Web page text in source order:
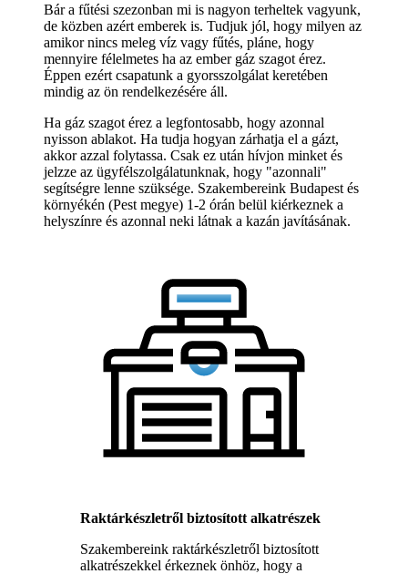
Bár a fűtési szezonban mi is nagyon terheltek vagyunk,
de közben azért emberek is. Tudjuk jól, hogy milyen az
amikor nincs meleg víz vagy fűtés, pláne, hogy
mennyire félelmetes ha az ember gáz szagot érez.
Éppen ezért csapatunk a gyorsszolgálat keretében
mindig az ön rendelkezésére áll.
Ha gáz szagot érez a legfontosabb, hogy azonnal
nyisson ablakot. Ha tudja hogyan zárhatja el a gázt,
akkor azzal folytassa. Csak ez után hívjon minket és
jelzze az ügyfélszolgálatunknak, hogy "azonnali"
segítségre lenne szüksége. Szakembereink Budapest és
környékén (Pest megye) 1-2 órán belül kiérkeznek a
helyszínre és azonnal neki látnak a kazán javításának.
Raktárkészletről biztosított alkatrészek
Szakembereink raktárkészletről biztosított
alkatrészekkel érkeznek önhöz, hogy a